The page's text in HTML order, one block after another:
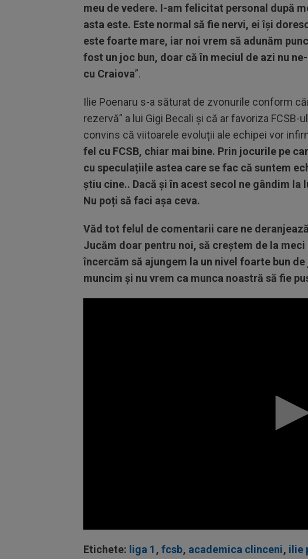
meu de vedere. I-am felicitat personal după
asta este. Este normal să fie nervi, ei își
este foarte mare, iar noi vrem să adunăm
fost un joc bun, doar că în meciul de azi nu
cu Craiova”.
Ilie Poenaru s-a săturat de zvonurile conform
rezervă” a lui Gigi Becali și că ar favoriza
convins că viitoarele evoluții ale echipei vor
fel cu FCSB, chiar mai bine. Prin jocurile pe
cu speculațiile astea care se fac că suntem
știu cine.. Dacă și în acest secol ne gândim
Nu poți să faci așa ceva.
Văd tot felul de comentarii care ne
Jucăm doar pentru noi, să creștem de la
încercăm să ajungem la un nivel foarte bun
muncim și nu vrem ca munca noastră să fie
90%
Etichete: liga 1 , fcsb, academica clinceni, ilie